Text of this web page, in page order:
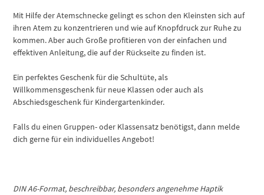
Mit Hilfe der Atemschnecke gelingt es schon den Kleinsten sich auf
ihren Atem zu konzentrieren und wie auf Knopfdruck zur Ruhe zu
kommen. Aber auch Große profitieren von der einfachen und
effektiven Anleitung, die auf der Rückseite zu finden ist.
Ein perfektes Geschenk für die Schultüte, als
Willkommensgeschenk für neue Klassen oder auch als
Abschiedsgeschenk für Kindergartenkinder.
Falls du einen Gruppen- oder Klassensatz benötigst, dann melde
dich gerne für ein individuelles Angebot!
DIN A6-Format, beschreibbar, besonders angenehme Haptik